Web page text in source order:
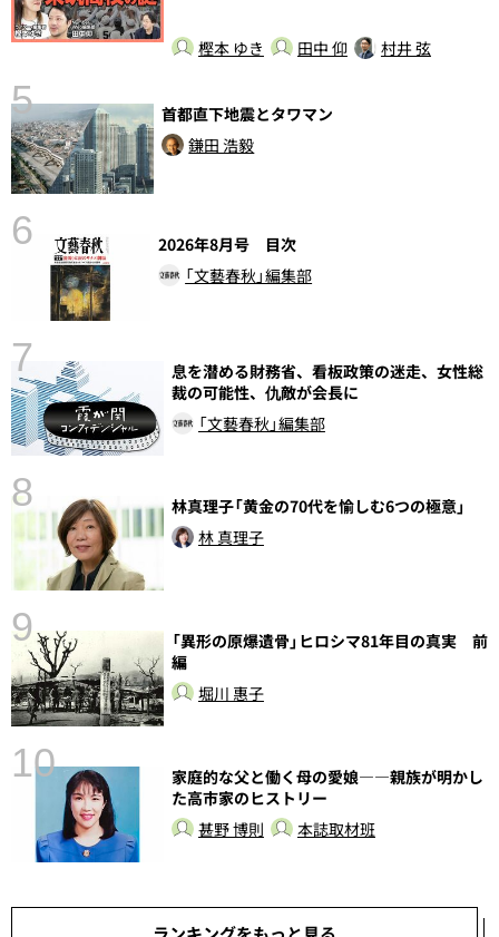
樫本 ゆき 田中 仰 村井 弦
5
首都直下地震とタワマン
鎌田 浩毅
6
2026年8月号 目次
「文藝春秋」編集部
7
息を潜める財務省、看板政策の迷走、女性総
裁の可能性、仇敵が会長に
「文藝春秋」編集部
8
林真理子「黄金の70代を愉しむ6つの極意」
林 真理子
9
「異形の原爆遺骨」ヒロシマ81年目の真実 前
編
堀川 惠子
10
家庭的な父と働く母の愛娘――親族が明かし
た高市家のヒストリー
甚野 博則
本誌取材班